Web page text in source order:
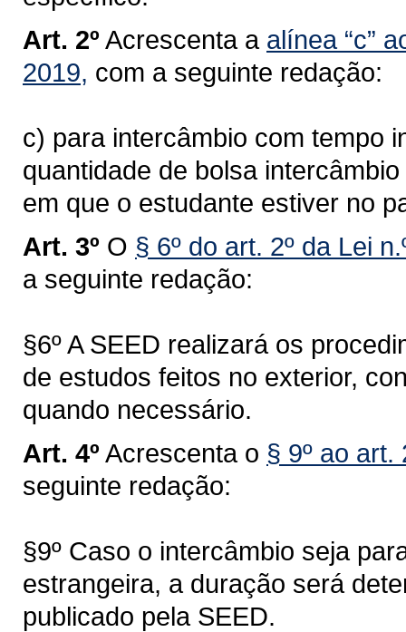
Art. 2º Acrescenta a alínea “c”
2019, com a seguinte redação:
c) para intercâmbio com tempo
quantidade de bolsa
em que o estudante estiver no
Art. 3º O § 6º do art. 2º da Lei
a seguinte redação:
§6º A SEED realizará os
de estudos feitos no exterior,
quando necessário.
Art. 4º Acrescenta o § 9º ao art.
seguinte redação:
§9º Caso o intercâmbio seja
estrangeira, a duração será
publicado pela SEED.